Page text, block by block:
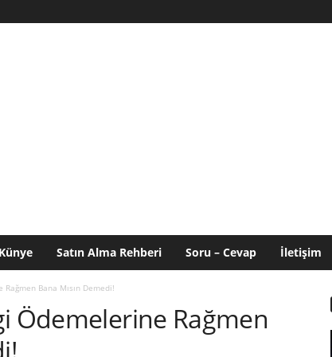
Künye Satın Alma Rehberi Soru – Cevap İletişim
Bana Mısın Demedi!
Ödemelerine Rağmen